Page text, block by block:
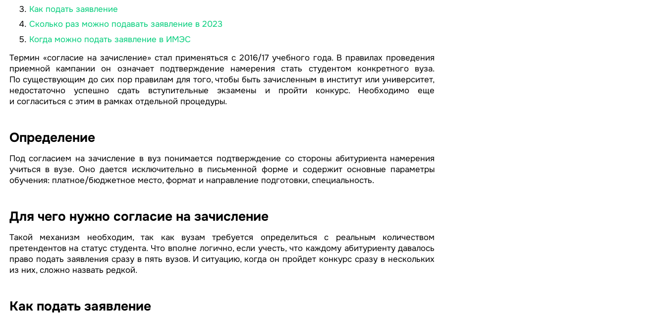
Как подать заявление
Сколько раз можно подавать заявление в 2023
Когда можно подать заявление в ИМЭС
Термин «согласие на зачисление» стал применяться с 2016/17 учебного года. В правилах проведения
приемной кампании он означает подтверждение намерения стать студентом конкретного вуза.
По существующим до сих пор правилам для того, чтобы быть зачисленным в институт или университет,
недостаточно успешно сдать вступительные экзамены и пройти конкурс. Необходимо еще
и согласиться с этим в рамках отдельной процедуры.
Определение
Под согласием на зачисление в вуз понимается подтверждение со стороны абитуриента намерения
учиться в вузе. Оно дается исключительно в письменной форме и содержит основные параметры
обучения: платное/бюджетное место, формат и направление подготовки, специальность.
Для чего нужно согласие на зачисление
Такой механизм необходим, так как вузам требуется определиться с реальным количеством
претендентов на статус студента. Что вполне логично, если учесть, что каждому абитуриенту давалось
право подать заявления сразу в пять вузов. И ситуацию, когда он пройдет конкурс сразу в нескольких
из них, сложно назвать редкой.
Как подать заявление